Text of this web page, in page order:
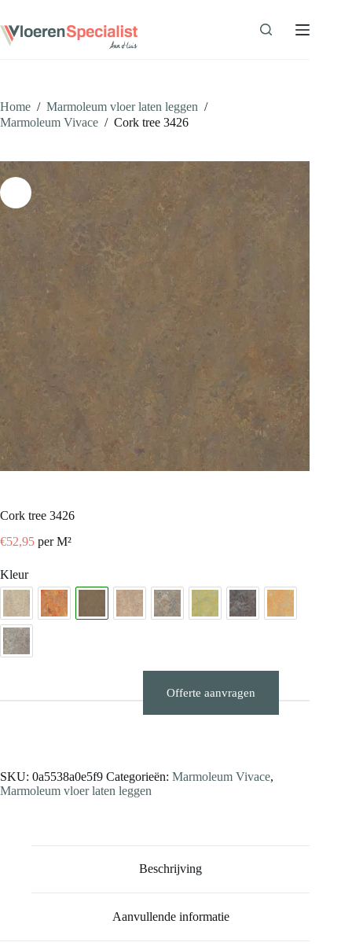
de
inhoud
Home / Marmoleum vloer laten leggen /
Marmoleum Vivace / Cork tree 3426
Cork tree 3426
€52,95 per M²
Kleur
Offerte aanvragen
SKU: 0a5538a0e5f9 Categorieën: Marmoleum Vivace,
Marmoleum vloer laten leggen
Beschrijving
Aanvullende informatie